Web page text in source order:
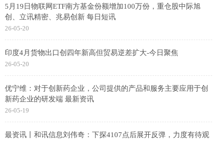
5月19日物联网ETF南方基金份额增加100万份，重仓股中际旭
创、立讯精密、兆易创新 每日短讯
26-05-20
印度4月货物出口创四年新高但贸易逆差扩大-今日聚焦
26-05-20
优宁维：对于创新药企业，公司提供的产品和服务主要应用于创
新药企业的研发端 最新资讯
26-05-19
最资讯丨和讯信息刘伟奇：下探4107点后展开反弹，力度有待观